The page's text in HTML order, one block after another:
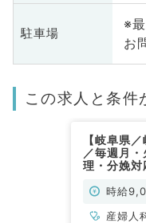
駐車場
※
お
この求人と条件
【岐阜県
／毎週月
理・分娩対
勤）時給
産婦人